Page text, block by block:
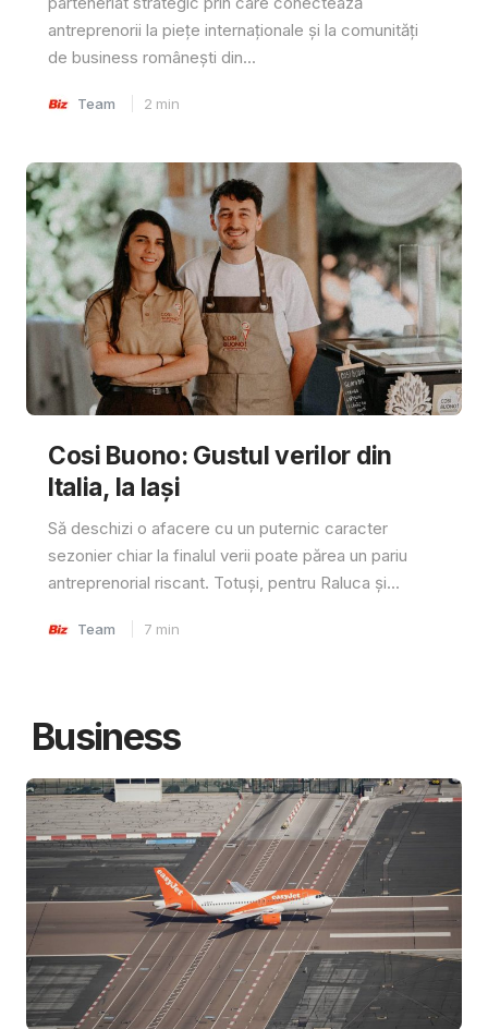
antreprenorii la piețe internaționale și la comunități
de business românești din...
Team 2 min
Cosi Buono: Gustul verilor din
Italia, la Iași
Să deschizi o afacere cu un puternic caracter
sezonier chiar la finalul verii poate părea un pariu
antreprenorial riscant. Totuși, pentru Raluca și...
Team 7 min
Business